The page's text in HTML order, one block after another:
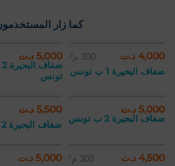
كما زار
4,000 د.ت 300 م²
ضفاف البحيرة 1 ب تونس
5,000 د.ت
تونس
5,000 د.ت
ضفاف البحيرة 2 ب تونس
5,500 د.ت
ضفاف البحيرة 2 ب تونس
4,500 د.ت 300 م² 5,000 د.ت